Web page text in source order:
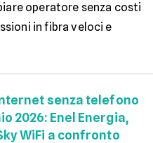
operatore senza costi
in fibra veloci e
senza telefono
2026: Enel Energia,
WiFi a confronto